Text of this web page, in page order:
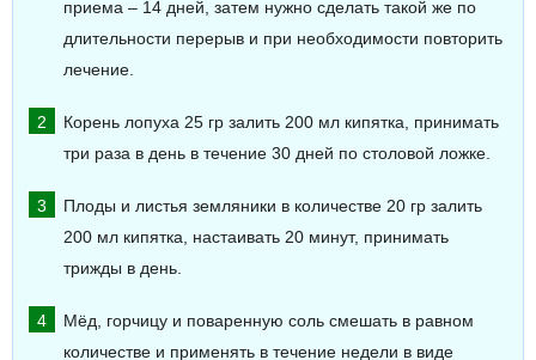
приема – 14 дней, затем нужно сделать такой же по
длительности перерыв и при необходимости повторить
лечение.
Корень лопуха 25 гр залить 200 мл кипятка, принимать
три раза в день в течение 30 дней по столовой ложке.
Плоды и листья земляники в количестве 20 гр залить
200 мл кипятка, настаивать 20 минут, принимать
трижды в день.
Мёд, горчицу и поваренную соль смешать в равном
количестве и применять в течение недели в виде